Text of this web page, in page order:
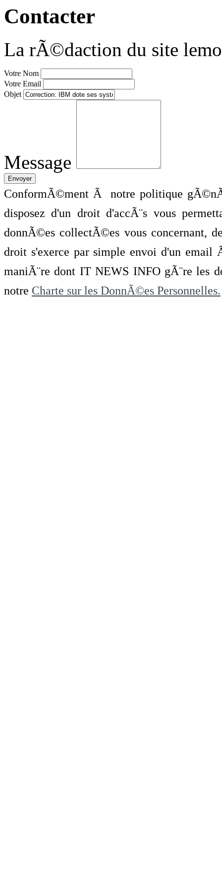
Contacter
La rÃ©daction du site
Votre Nom
Votre Email
Objet
Message
ConformÃ©ment Ã notre politique
disposez d'un droit d'accÃ¨s vous
donnÃ©es collectÃ©es vous concernant,
droit s'exerce par simple envoi d'un
maniÃ¨re dont IT NEWS INFO gÃ¨re les
notre Charte sur les DonnÃ©es Personnelles.